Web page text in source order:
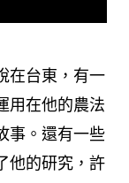
在台東，有一
用在他的農法
事。還有一些
他的研究，許